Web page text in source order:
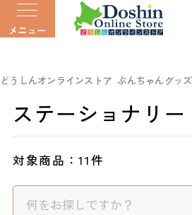
メニュー
どうしんオンラインストア ぶんちゃんグッズ
ステーショナリー
対象商品：11件